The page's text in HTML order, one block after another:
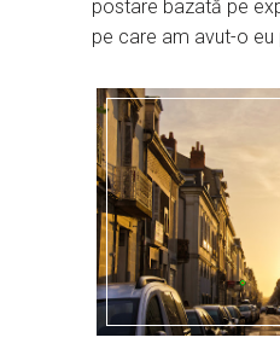
postare bazată pe
pe care am avut-o eu